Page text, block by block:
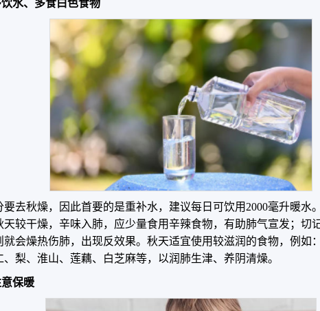
饮水、多食白色食物
要去秋燥，因此首要的是重补水，建议每日可饮用2000毫升暖水
天较干燥，辛味入肺，应少量食用辛辣食物，有助肺气宣发；切
就会燥热伤肺，出现反效果。秋天适宜使用较滋润的食物，例如
、梨、淮山、莲藕、白芝麻等，以润肺生津、养阴清燥。
保暖